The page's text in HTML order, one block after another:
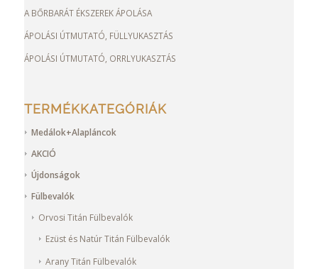
A BŐRBARÁT ÉKSZEREK ÁPOLÁSA
ÁPOLÁSI ÚTMUTATÓ, FÜLLYUKASZTÁS
ÁPOLÁSI ÚTMUTATÓ, ORRLYUKASZTÁS
TERMÉKKATEGÓRIÁK
Medálok+Alapláncok
AKCIÓ
Újdonságok
Fülbevalók
Orvosi Titán Fülbevalók
Ezüst és Natúr Titán Fülbevalók
Arany Titán Fülbevalók